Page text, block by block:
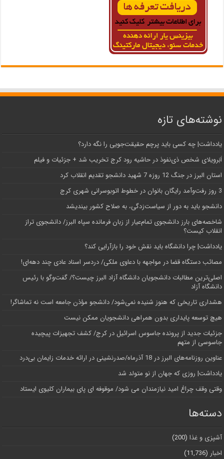
نوشته‌های تازه
یادداشت| ‌چه کسی باید پرچم حقیقت‌جویی را نگه دارد؟
اَبَر‌ویلای شخص ذی‌نفوذ در حاشیه‌ رود کرج تخریب شد + جزئیات و فیلم
استان البرز در جنگ 12 روزه 7 شهید دانشجو تقدیم انقلاب کرد
3 روز رفت‌وآمد رایگان بانوان در خطوط اتوبوسرانی شهری کرج
دانشجو باید به دور از سیاست‌زدگی، به صلاح کشور بیندیشد
شاخصه‌های بارز دانشجوی تمام‌عیار از زبان فرمانده سپاه البرز/ دانشجوی تراز
انقلاب کیست؟
یادداشت| چرا دانشگاه باید نقش خود را بازآرایی کند؟
مصائب دستگاه قضا در مواجهه با دعاوی ملکی/ دردسر اسناد عادی چند‌ دهه‌ای!
اصلی‌ترین مطالبات دانشجویان دانشگاه آزاد البرز چیست؟/ گفت‌وگو با رئیس
دانشگاه آز‌اد
هشداری تاریخی که هنوز شنیده نمی‌شود/ دانشجو مؤذن جامعه است نه تماشاگر!
هیچ توسعه پایداری بدون همراهی دانشجویان ممکن نیست
جزئیات جدید از پرونده جاسوس اسرائیل در کرج/‌ کشف تجهیزات پیچیده
جاسوسی از متهم
عناوین روزنامه‌های البرز در ‌18 آذرماه/صدرنشینی در ارائه خدمات زایمان بی‌درد
یادداشت| روزی که جهان از نو متولد شد
وقتی وقف چراغ امید نیازمندان می شود/ موقوفه ای پای بیماران کلیوی ایستاد
دسته‌ها
آشپزی و غذا (200)
اخبار (11,736)